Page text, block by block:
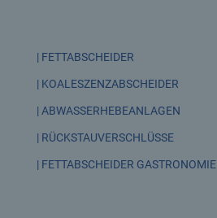
| FETTABSCHEIDER
| KOALESZENZABSCHEIDER
| ABWASSERHEBEANLAGEN
| RÜCKSTAUVERSCHLÜSSE
| FETTABSCHEIDER GASTRONOMIE